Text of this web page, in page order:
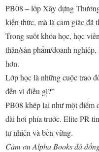
PB08 – lớp Xây dựng
kiến thức, mà là cảm giác đã
Trong suốt khóa học, học
thân/sản phẩm/doanh
hơn.
Lớp học là những cuộc trao
đến vì điều gì?”
PB08 khép lại như một điểm
dài hơi phía trước. Elite PR
tự nhiên và bền vững.
Cảm ơn Alpha Books đã